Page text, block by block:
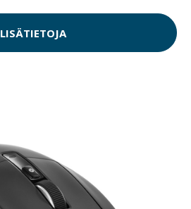
LISÄTIETOJA